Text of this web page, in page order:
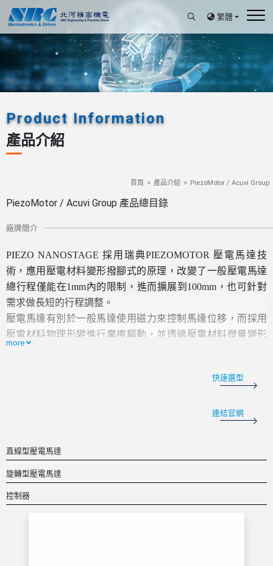
繁體
Product Information
產品介紹
首頁 產品介紹 PiezoMotor / Acuvi Group
PiezoMotor / Acuvi Group 產品總目錄
廠牌簡介
PIEZO NANOSTAGE 採用瑞典PIEZOMOTOR 壓電馬達技
術，應用壓電材料變形撥腳式的原理，改變了一般壓電馬達
總行程僅能在1mm內的限制，進而擴展到 100mm ，也可針對
需求做長短的行程調整。
壓電馬達有別於一般馬達使用磁力來控制馬達位移，而採用
壓電材料物理形變進行摩擦驅動，並透過壓電材料微量變形
貼附於滑台中比一般伺服馬達系統編碼器安裝於馬達尾端，
more
快速選型
連結官網
直線型壓電馬達
旋轉型壓電馬達
控制器